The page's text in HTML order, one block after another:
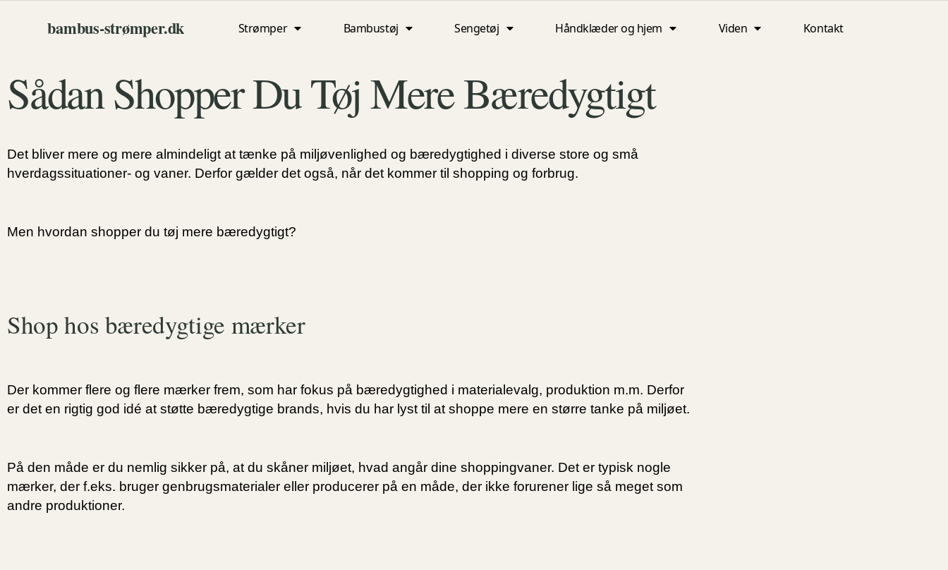
bambus‑strømper.dk Strømper Bambustøj Sengetøj Håndklæder og hjem Viden Kontakt
Sådan Shopper Du Tøj Mere Bæredygtigt
Det bliver mere og mere almindeligt at tænke på miljøvenlighed og bæredygtighed i diverse store og små
hverdagssituationer- og vaner. Derfor gælder det også, når det kommer til shopping og forbrug.
Men hvordan shopper du tøj mere bæredygtigt?
Shop hos bæredygtige mærker
Der kommer flere og flere mærker frem, som har fokus på bæredygtighed i materialevalg, produktion m.m. Derfor
er det en rigtig god idé at støtte bæredygtige brands, hvis du har lyst til at shoppe mere en større tanke på miljøet.
På den måde er du nemlig sikker på, at du skåner miljøet, hvad angår dine shoppingvaner. Det er typisk nogle
mærker, der f.eks. bruger genbrugsmaterialer eller producerer på en måde, der ikke forurener lige så meget som
andre produktioner.